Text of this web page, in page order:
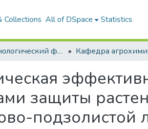
Collections All of DSpace Statistics
Агротехнологический факультет
защиты
подзолистой